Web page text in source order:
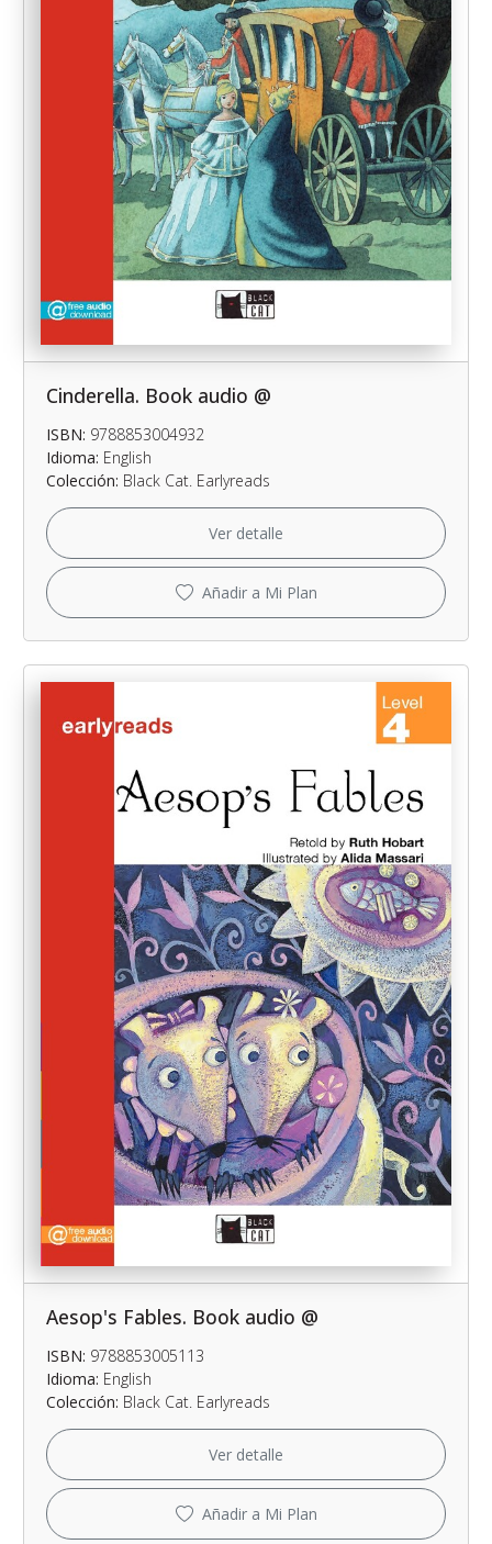
Cinderella. Book audio @
ISBN: 9788853004932
Idioma: English
Colección: Black Cat. Earlyreads
Ver detalle
Añadir a Mi Plan
Aesop's Fables. Book audio @
ISBN: 9788853005113
Idioma: English
Colección: Black Cat. Earlyreads
Ver detalle
Añadir a Mi Plan